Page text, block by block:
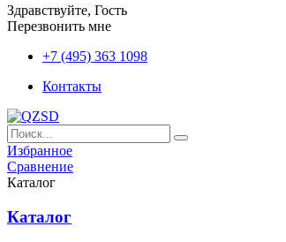
Здравствуйте, Гость
Перезвонить мне
+7 (495) 363 1098
Контакты
Избранное
Сравнение
Каталог
Каталог